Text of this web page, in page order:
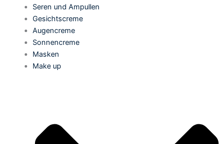
Seren und Ampullen
Gesichtscreme
Augencreme
Sonnencreme
Masken
Make up